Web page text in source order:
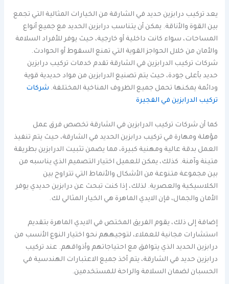
يعد تركيب درابزين حديد في الشارقة من الخيارات المثالية التي تجمع
بين القوة والأناقة. يمكن أن يتناسب درابزين الحديد مع جميع أنواع
المساحات، سواء كانت داخلية أو خارجية، حيث يوفر للأفراد السلامة
والأمان من خلال الحواجز القوية التي تمنع السقوط أو الحوادث.
شركات تركيب الدرابزين في الشارقة تقدم خدمات تركيب درابزين
حديد بأعلى جودة، حيث يتم تصنيع الدرابزين من مواد حديدية قوية
ودائمة يمكنها تحمل جميع الظروف المناخية المختلفة. شركات
تركيب الدرابزين في الفجيرة
كما أن شركات تركيب الدرابزين في الشارقة تخصص فرق عمل
مؤهلة ومهارة في تركيب درابزين الحديد في الشارقة، حيث يتم تنفيذ
العمل بدقة عالية ومهنية كبيرة، مما يضمن تثبيت الدرابزين بطريقة
متينة وآمنة. كذلك، يمكن للعميل اختيار التصميم الذي يناسبه من
بين مجموعة متنوعة من الأشكال والأنماط التي تتراوح بين
الكلاسيكية والعصرية. لذلك، إذا كنت تبحث عن درابزين حديدي يوفر
الأمان والجمال، فإن الايدي الماهرة هي الخيار المثالي لك.
إضافة إلى ذلك، يقوم الفريق المختص في الايدي الماهرة بتقديم
استشارات مجانية للعملاء، لتوجيههم نحو اختيار النوع الأنسب من
درابزين الحديد الذي يتوافق مع احتياجاتهم وأذواقهم. عند تركيب
درابزين حديد في الشارقة، يتم أخذ جميع الاعتبارات الهندسية في
الحسبان لضمان السلامة والراحة للمستخدمين.